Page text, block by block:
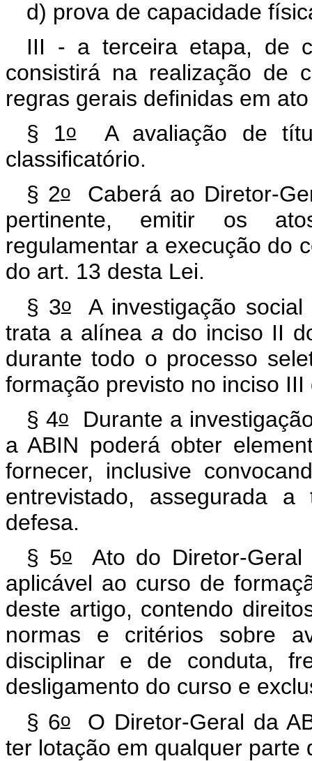
d) prova de capacidade
III - a terceira etapa, de
consistirá na realização de
regras gerais definidas em
§ 1oA avaliação de
classificatório.
§ 2oCaberá ao Diretor-
pertinente, emitir os
regulamentar a execução do
do art. 13 desta Lei.
§ 3oA investigação social
trata a alínea a do inciso II
durante todo o processo
formação previsto no inciso
§ 4oDurante a
a ABIN poderá obter
fornecer, inclusive
entrevistado, assegurada
defesa.
§ 5oAto do Diretor-Geral
aplicável ao curso de
deste artigo, contendo
normas e critérios sobre
disciplinar e de conduta,
desligamento do curso e
§ 6oO Diretor-Geral da
ter lotação em qualquer parte